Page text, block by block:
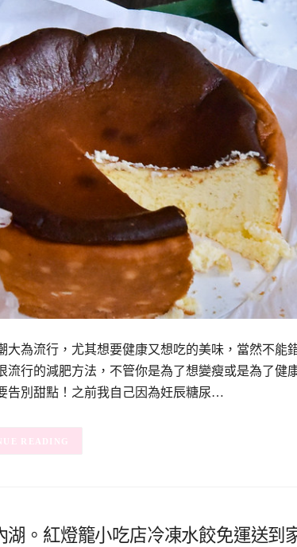
大為流行，尤其想要健康又想吃的美味，當然不能
流行的減肥方法，不管你是為了想變瘦或是為了健
告別甜點！之前我自己因為妊辰糖尿…
READING
湖。紅燈籠小吃店冷凍水餃免運送到